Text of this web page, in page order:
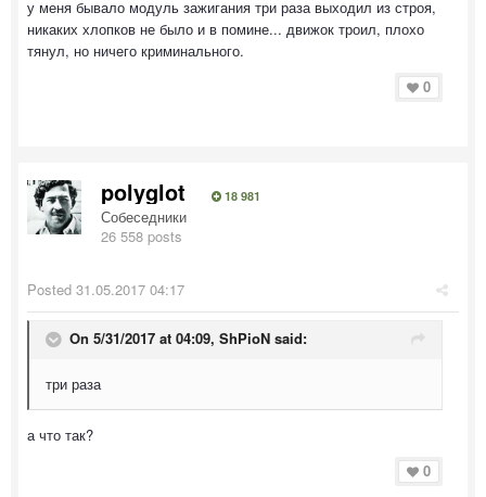
у меня бывало модуль зажигания три раза выходил из строя,
никаких хлопков не было и в помине... движок троил, плохо
тянул, но ничего криминального.
0
polyglot 18 981
Собеседники
26 558 posts
Posted 31.05.2017 04:17
On 5/31/2017 at 04:09, ShPioN said:
три раза
а что так?
0